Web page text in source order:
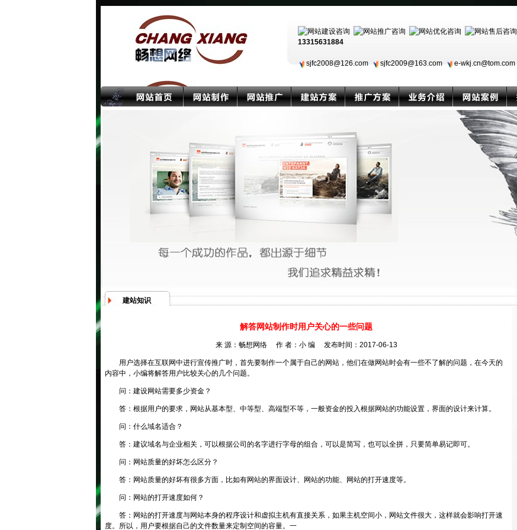
13315631884
sjfc2008@126.com sjfc2009@163.com e-wkj.cn@tom.com
建站知识
解答网站制作时用户关心的一些问题
来 源：畅想网络 作 者：小 编 发布时间：2017-06-13
用户选择在互联网中进行宣传推广时，首先要制作一个属于自己的网站，他们在做网站时会有一些不了解的问题，在今天的
内容中，小编将解答用户比较关心的几个问题。
问：建设网站需要多少资金？
答：根据用户的要求，网站从基本型、中等型、高端型不等，一般资金的投入根据网站的功能设置，界面的设计来计算。
问：什么域名适合？
答：建议域名与企业相关，可以根据公司的名字进行字母的组合，可以是简写，也可以全拼，只要简单易记即可。
问：网站质量的好坏怎么区分？
答：网站质量的好坏有很多方面，比如有网站的界面设计、网站的功能、网站的打开速度等。
问：网站的打开速度如何？
答：网站的打开速度与网站本身的程序设计和虚拟主机有直接关系，如果主机空间小，网站文件很大，这样就会影响打开速
度。所以，用户要根据自己的文件数量来定制空间的容量。一